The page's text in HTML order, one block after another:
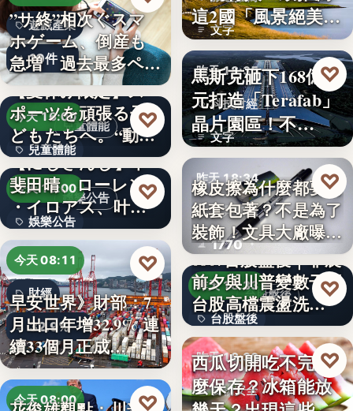
遊戲產業
10件
”サ終”相次ぐスマ
ホゲーム、倒産も
急増 過去最多ペー
スで…
兒童體能
今天 16:00
兒童體能
0円
【夏休み限定】ス
ポーツを頑張る子
どもたちへ。“動け
る身体…
♡
娛樂公告
今天 16:00
娛樂公告
30
【にじさんじ】甲
斐田晴、ローレン
・イロアス、叶ワ
ンマンラ…
♡
今天 08:11
財經
32.9%
早安世界》財部：7
月出口年增32.9% 連
續33個月正成…
♡
今天 08:00 ♡
文字
這2國「風景絕美、
美食好…
昨天 18:35
科技財經
文字
馬斯克砸下168億美
元打造「Terafab」
晶片園區！不…
♡
昨天 18:34
文具知識
1770
橡皮擦為什麼都要用
紙套包著？不是為了
裝飾！文具大廠曝重
要…
♡
台股盤後
昨天 18:33
台股盤後
170.79
0807台股盤後｜非農
前夕與川普變數干擾
台股高檔震盪洗…
♡
昨天 18:30
食物安全
西瓜切開吃不完怎
麼保存？冰箱能放
♡